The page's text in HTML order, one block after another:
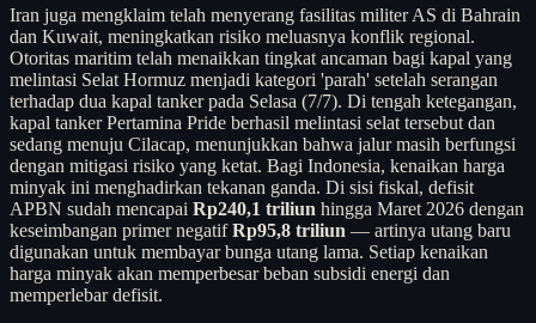
Iran juga mengklaim telah menyerang fasilitas militer AS di Bahrain
dan Kuwait, meningkatkan risiko meluasnya konflik regional.
Otoritas maritim telah menaikkan tingkat ancaman bagi kapal yang
melintasi Selat Hormuz menjadi kategori 'parah' setelah serangan
terhadap dua kapal tanker pada Selasa (7/7). Di tengah ketegangan,
kapal tanker Pertamina Pride berhasil melintasi selat tersebut dan
sedang menuju Cilacap, menunjukkan bahwa jalur masih berfungsi
dengan mitigasi risiko yang ketat. Bagi Indonesia, kenaikan harga
minyak ini menghadirkan tekanan ganda. Di sisi fiskal, defisit
APBN sudah mencapai Rp240,1 triliun hingga Maret 2026 dengan
keseimbangan primer negatifRp95,8 triliun — artinya utang baru
digunakan untuk membayar bunga utang lama. Setiap kenaikan
harga minyak akan memperbesar beban subsidi energi dan
memperlebar defisit.